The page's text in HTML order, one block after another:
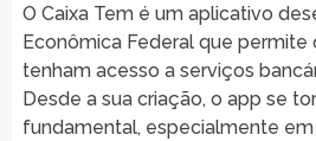
O Caixa Tem é um aplicativo
Econômica Federal que permite
tenham acesso a serviços
Desde a sua criação, o app se
fundamental, especialmente